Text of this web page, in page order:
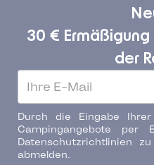
30 €
der
Durch die Eingabe
Campingangebote
Datenschutzrichtlinien
abmelden.